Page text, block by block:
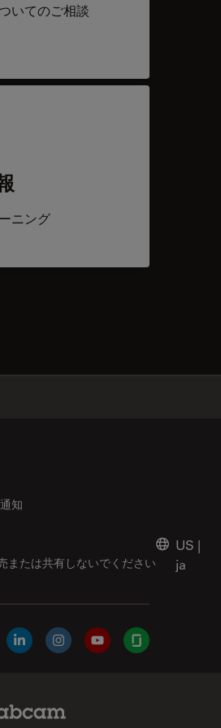
いてのご相談
ニング
知
または共有しないでください
US |
ja
LinkedInInstagramYouTubeGlassdoor